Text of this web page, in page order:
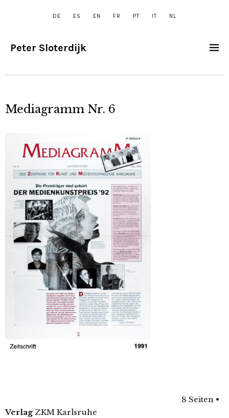
DE ES EN FR PT IT NL
Peter Sloterdijk
Mediagramm Nr. 6
8 Seiten •
Verlag ZKM Karlsruhe